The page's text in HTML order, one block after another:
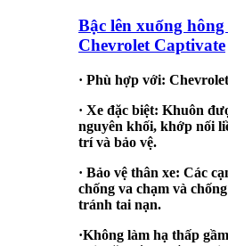
Bậc lên xuống
Chevrolet Captivate
· Phù hợp với:
· Xe đặc biệt: Khuôn
nguyên khối, khớp nối
trí và bảo vệ.
· Bảo vệ thân xe: Các
chống va chạm và
tránh tai nạn.
·Không làm hạ thấp